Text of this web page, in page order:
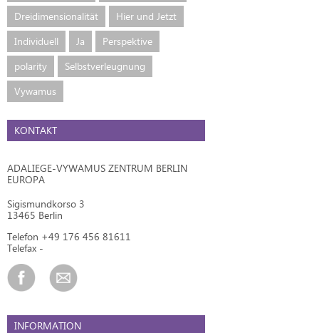
Dreidimensionalität
Hier und Jetzt
Individuell
Ja
Perspektive
polarity
Selbstverleugnung
Vywamus
KONTAKT
ADALIEGE-VYWAMUS ZENTRUM BERLIN
EUROPA
Sigismundkorso 3
13465 Berlin
Telefon +49 176 456 81611
Telefax -
INFORMATION